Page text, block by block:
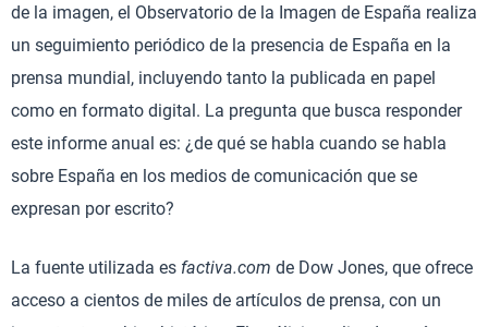
de la imagen, el Observatorio de la Imagen de España realiza
un seguimiento periódico de la presencia de España en la
prensa mundial, incluyendo tanto la publicada en papel
como en formato digital. La pregunta que busca responder
este informe anual es: ¿de qué se habla cuando se habla
sobre España en los medios de comunicación que se
expresan por escrito?
La fuente utilizada es factiva.com de Dow Jones, que ofrece
acceso a cientos de miles de artículos de prensa, con un